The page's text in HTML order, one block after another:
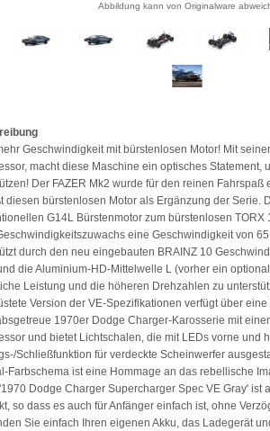
Abbildung kann von Originalware
Geschwindigkeit mit bürstenlosen Motor! Mit
macht diese Maschine ein optisches Statement,
Der FAZER Mk2 wurde für den reinen Fahrspaß
diesen bürstenlosen Motor als Ergänzung der Serie.
G14L Bürstenmotor zum bürstenlosen TORX
eine Geschwindigkeit von
durch den neu eingebauten BRAINZ 10
die Aluminium-HD-Mittelwelle L (vorher ein
Leistung und die höheren Drehzahlen zu
Version der VE-Spezifikationen verfügt über
1970er Dodge Charger-Karosserie mit
und bietet Lichtschalen, die mit LEDs vorne und
Schließfunktion für verdeckte Scheinwerfer
Farbschema ist eine Hommage an das rebellische
Dodge Charger Supercharger Spec VE Gray' ist
so dass es auch für Anfänger einfach ist, ohne
Sie einfach Ihren eigenen Akku, das Ladegerät